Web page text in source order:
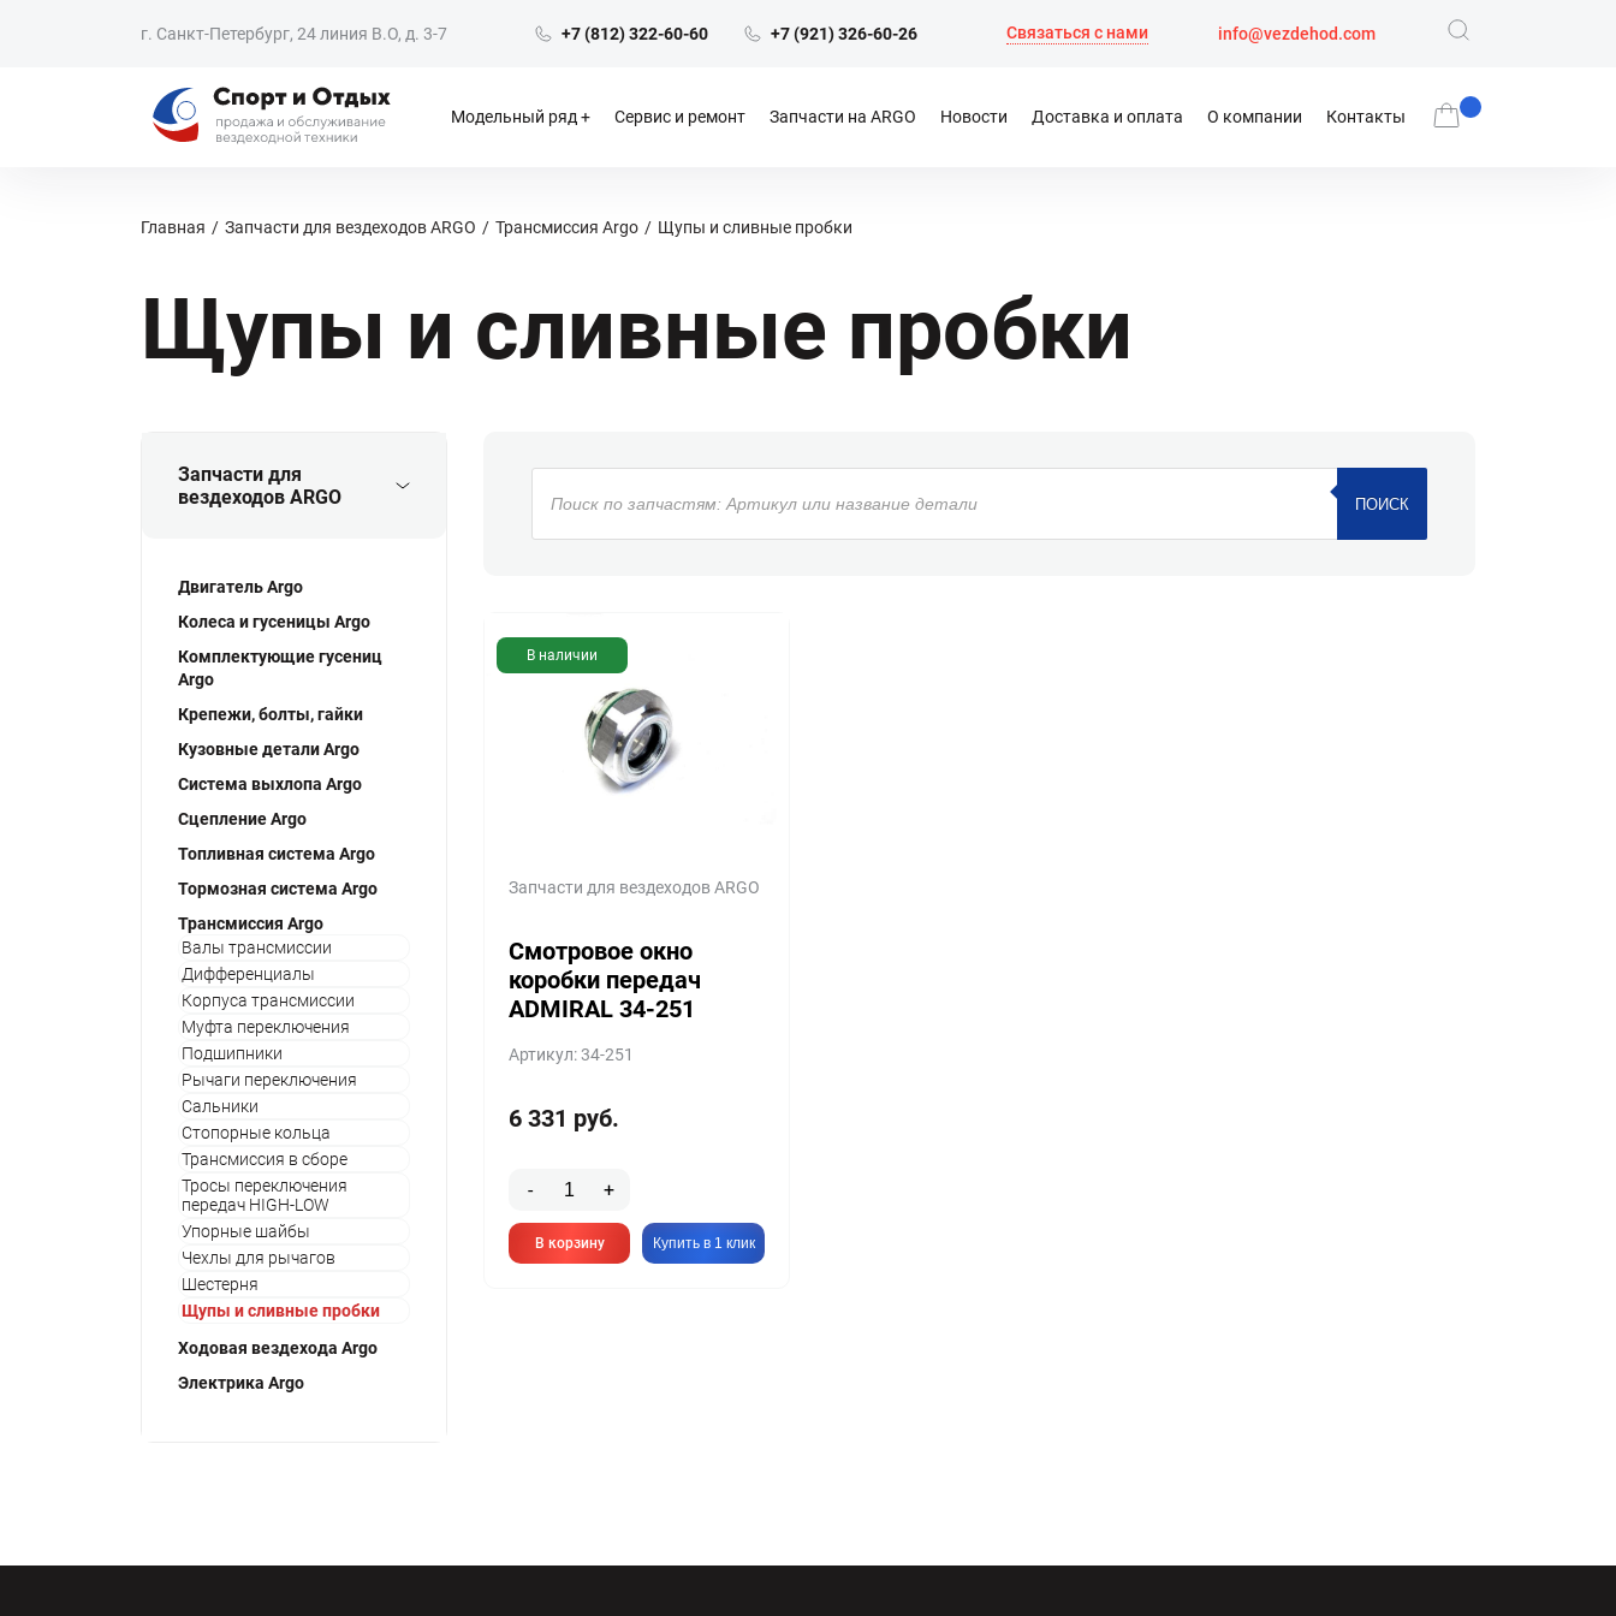
г. Санкт-Петербург, 24 линия В.О, д. 3-7 +7 (812) 322-60-60 +7 (921) 326-60-26 Связаться с нами info@vezdehod.com
Модельный ряд Сервис и ремонт Запчасти на ARGO Новости Доставка и оплата О компании Контакты
Главная Запчасти для вездеходов ARGO Трансмиссия Argo Щупы и сливные пробки
Щупы и сливные пробки
Запчасти для
вездеходов ARGO
Двигатель Argo
Колеса и гусеницы Argo
Комплектующие гусениц
Argo
Крепежи, болты, гайки
Кузовные детали Argo
Система выхлопа Argo
Сцепление Argo
Топливная система Argo
Тормозная система Argo
Трансмиссия Argo
Валы трансмиссии
Дифференциалы
Корпуса трансмиссии
Муфта переключения
Подшипники
Рычаги переключения
Сальники
Стопорные кольца
Трансмиссия в сборе
Тросы переключения
передач HIGH-LOW
Упорные шайбы
Чехлы для рычагов
Шестерня
Щупы и сливные пробки
Ходовая вездехода Argo
Электрика Argo
Поиск
товаров
ПОИСК
В наличии
Запчасти для вездеходов ARGO
Смотровое окно
коробки передач
ADMIRAL 34-251
Артикул: 34-251
6 331 руб.
- +
В корзину Купить в 1 клик